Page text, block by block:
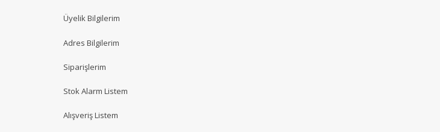
Üyelik Bilgilerim
Adres Bilgilerim
Siparişlerim
Stok Alarm Listem
Alışveriş Listem